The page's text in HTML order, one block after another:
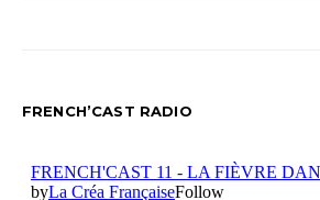
FRENCH’CAST RADIO